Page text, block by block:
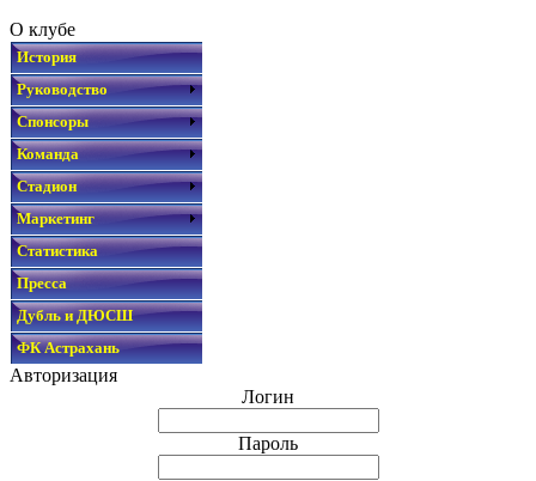
О клубе
История
Руководство
Спонсоры
Команда
Стадион
Маркетинг
Статистика
Пресса
Дубль и ДЮСШ
ФК Астрахань
Авторизация
Логин
Пароль